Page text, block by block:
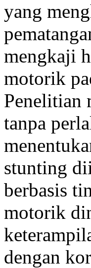
yang
mengkaji
motorik
Penelitian
tanpa
stunting
berbasis
motorik
dengan